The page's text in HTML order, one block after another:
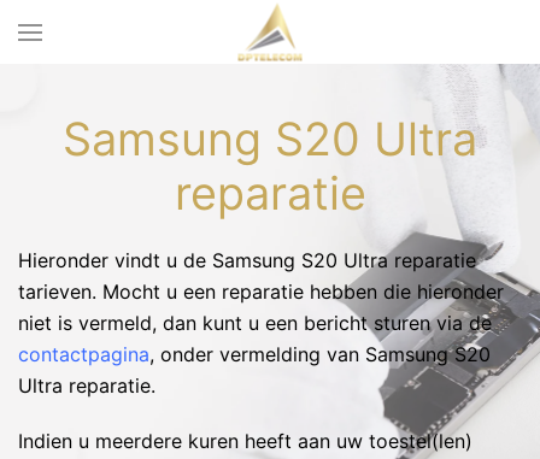
Samsung S20 Ultra
reparatie
Hieronder vindt u de Samsung S20 Ultra reparatie
tarieven. Mocht u een reparatie hebben die hieronder
niet is vermeld, dan kunt u een bericht sturen via de
contactpagina, onder vermelding van Samsung S20
Ultra reparatie.
Indien u meerdere kuren heeft aan uw toestel(len)